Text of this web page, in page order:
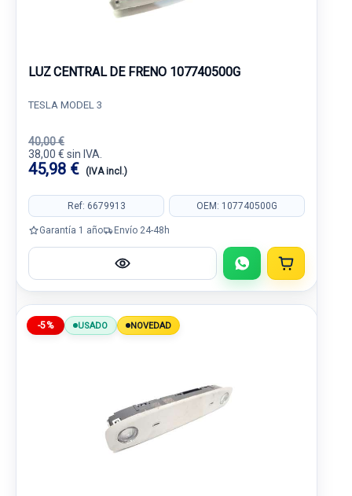
LUZ CENTRAL DE FRENO 107740500G
TESLA MODEL 3
40,00 €
38,00 € sin IVA.
45,98 € (IVA incl.)
Ref: 6679913 OEM: 107740500G
Garantía 1 año Envío 24-48h
-5% USADO NOVEDAD